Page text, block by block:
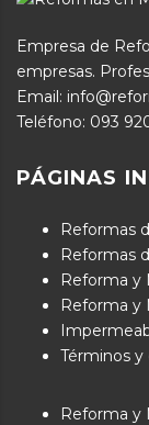
Empresa de
empresas.
Email:
Teléfono: 093
PÁGINAS
Reformas
Reformas
Reforma y
Reforma y
Términos
Reforma y